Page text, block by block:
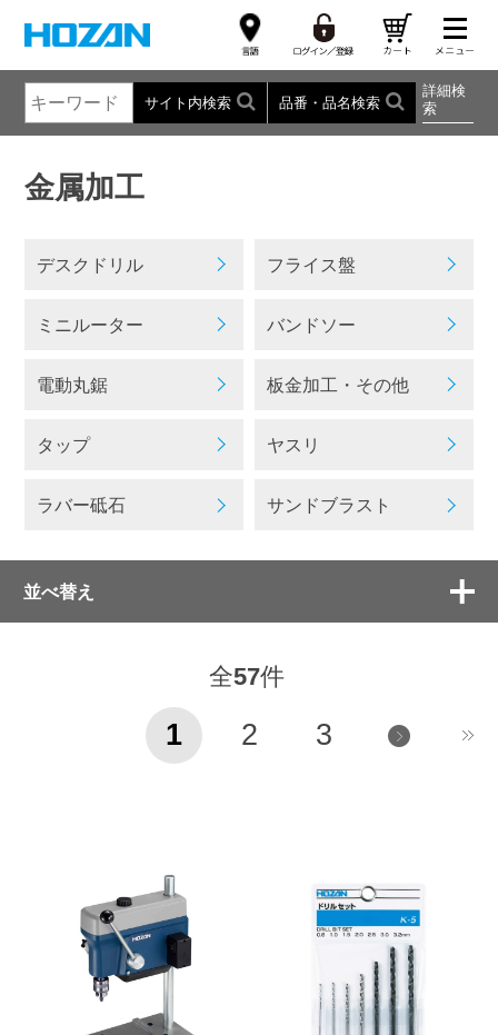
サイト内検索 品番・品名検索
詳細検
索
金属加工
デスクドリル フライス盤
ミニルーター バンドソー
電動丸鋸 板金加工・その他
タップ ヤスリ
ラバー砥石 サンドブラスト
並べ替え
全57件
1 2 3